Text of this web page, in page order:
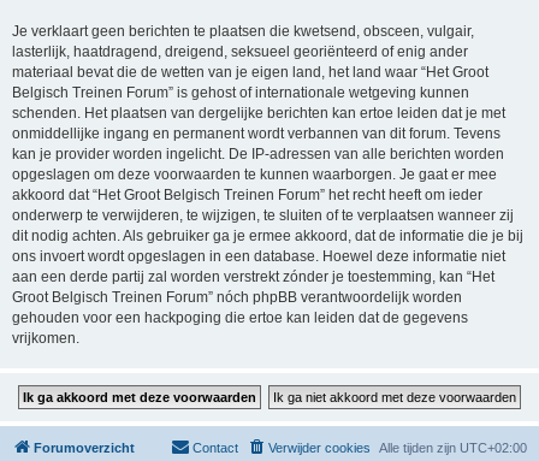
Je verklaart geen berichten te plaatsen die kwetsend, obsceen, vulgair,
lasterlijk, haatdragend, dreigend, seksueel georiënteerd of enig ander
materiaal bevat die de wetten van je eigen land, het land waar “Het Groot
Belgisch Treinen Forum” is gehost of internationale wetgeving kunnen
schenden. Het plaatsen van dergelijke berichten kan ertoe leiden dat je met
onmiddellijke ingang en permanent wordt verbannen van dit forum. Tevens
kan je provider worden ingelicht. De IP-adressen van alle berichten worden
opgeslagen om deze voorwaarden te kunnen waarborgen. Je gaat er mee
akkoord dat “Het Groot Belgisch Treinen Forum” het recht heeft om ieder
onderwerp te verwijderen, te wijzigen, te sluiten of te verplaatsen wanneer zij
dit nodig achten. Als gebruiker ga je ermee akkoord, dat de informatie die je bij
ons invoert wordt opgeslagen in een database. Hoewel deze informatie niet
aan een derde partij zal worden verstrekt zónder je toestemming, kan “Het
Groot Belgisch Treinen Forum” nóch phpBB verantwoordelijk worden
gehouden voor een hackpoging die ertoe kan leiden dat de gegevens
vrijkomen.
Forumoverzicht Alle tijden zijn UTC+02:00
Verwijder cookies
Contact